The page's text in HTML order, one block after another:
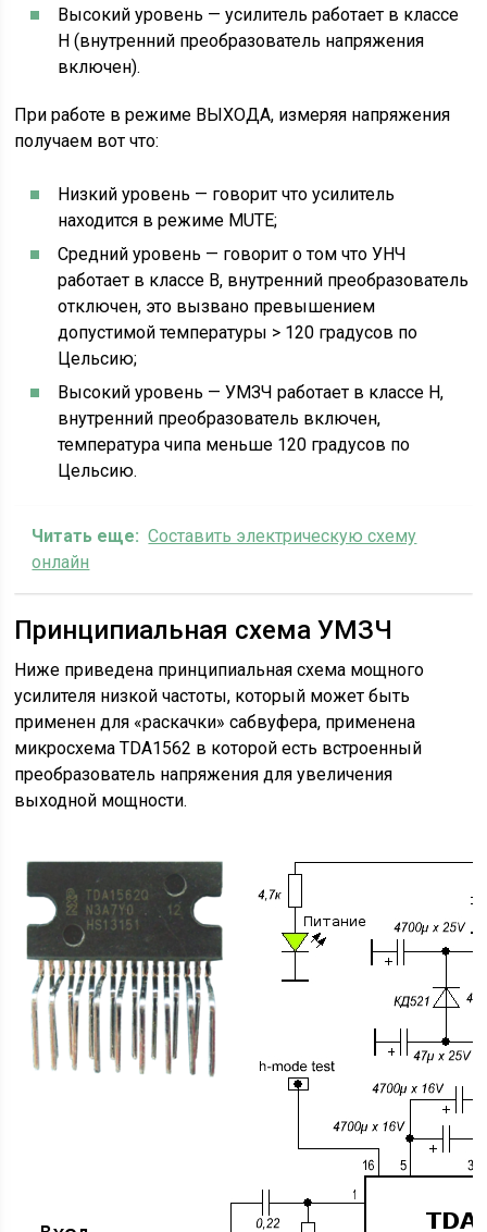
Высокий уровень — усилитель работает в классе
H (внутренний преобразователь напряжения
включен).
При работе в режиме ВЫХОДА, измеряя напряжения
получаем вот что:
Низкий уровень — говорит что усилитель
находится в режиме MUTE;
Средний уровень — говорит о том что УНЧ
работает в классе B, внутренний преобразователь
отключен, это вызвано превышением
допустимой температуры > 120 градусов по
Цельсию;
Высокий уровень — УМЗЧ работает в классе H,
внутренний преобразователь включен,
температура чипа меньше 120 градусов по
Цельсию.
Читать еще: Составить электрическую схему
онлайн
Принципиальная схема УМЗЧ
Ниже приведена принципиальная схема мощного
усилителя низкой частоты, который может быть
применен для «раскачки» сабвуфера, применена
микросхема TDA1562 в которой есть встроенный
преобразователь напряжения для увеличения
выходной мощности.